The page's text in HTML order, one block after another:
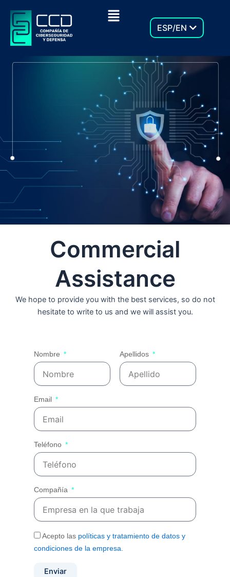
Menú
ESP/EN
Contact Us
Commercial
Assistance
We hope to provide you with the best services, so do not
hesitate to write to us and we will assist you.
Nombre Apellidos
Email
Teléfono
Compañía
Acepto las políticas y tratamiento de datos y
condiciones de la empresa.
Enviar